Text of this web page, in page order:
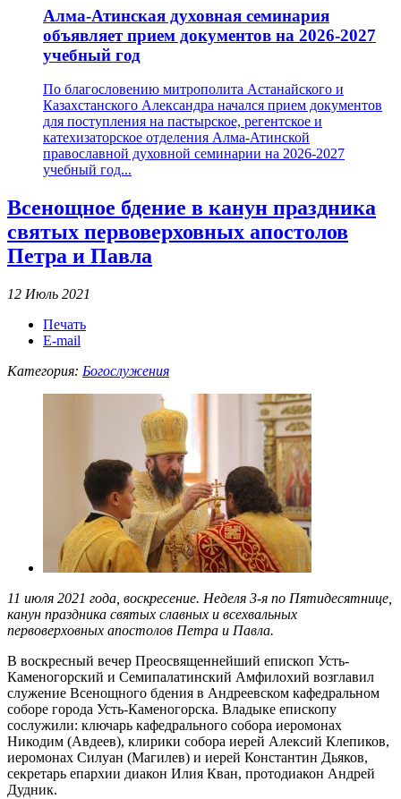
Алма-Атинская духовная семинария
объявляет прием документов на 2026-2027
учебный год
По благословению митрополита Астанайского и
Казахстанского Александра начался прием документов
для поступления на пастырское, регентское и
катехизаторское отделения Алма-Атинской
православной духовной семинарии на 2026-2027
учебный год...
Всенощное бдение в канун праздника
святых первоверховных апостолов
Петра и Павла
12 Июль 2021
Печать
E-mail
Категория: Богослужения
11 июля 2021 года, воскресение. Неделя 3-я по Пятидесятнице,
канун праздника святых славных и всехвальных
первоверховных апостолов Петра и Павла.
В воскресный вечер Преосвященнейший епископ Усть-
Каменогорский и Семипалатинский Амфилохий возглавил
служение Всенощного бдения в Андреевском кафедральном
соборе города Усть-Каменогорска. Владыке епископу
сослужили: ключарь кафедрального собора иеромонах
Никодим (Авдеев), клирики собора иерей Алексий Клепиков,
иеромонах Силуан (Магилев) и иерей Константин Дьяков,
секретарь епархии диакон Илия Кван, протодиакон Андрей
Дудник.